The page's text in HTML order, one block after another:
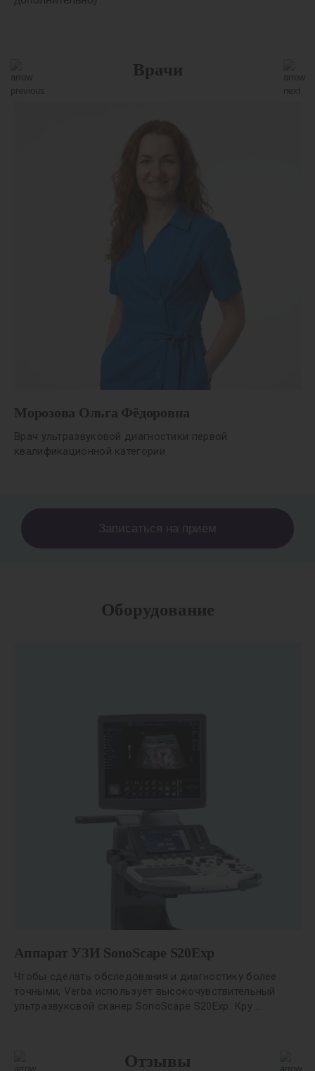
Врачи
Морозова Ольга Фёдоровна
Врач ультразвуковой диагностики первой
квалификационной категории
Записаться на прием
Оборудование
Аппарат УЗИ SonoScape S20Exp
Чтобы сделать обследования и диагностику более
точными, Verba использует высокочувствительный
ультразвуковой сканер SonoScape S20Exp. Кру ...
Отзывы